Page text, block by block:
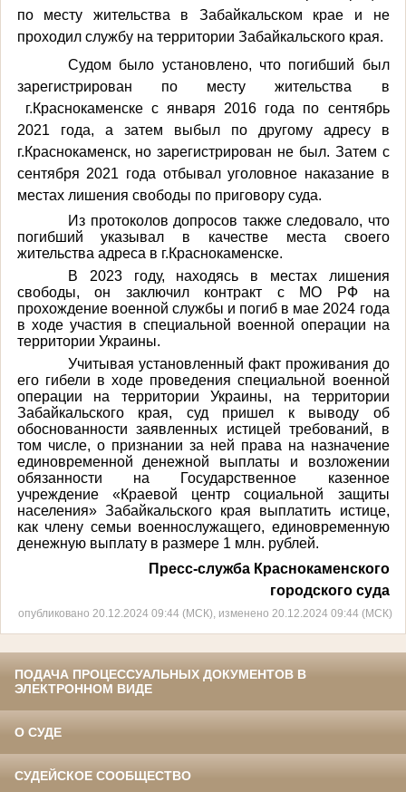
по месту жительства в Забайкальском крае и не
проходил службу на территории Забайкальского края.
Судом было установлено, что погибший был
зарегистрирован по месту жительства в
г.Краснокаменске с января 2016 года по сентябрь
2021 года, а затем выбыл по другому адресу в
г.Краснокаменск, но зарегистрирован не был. Затем с
сентября 2021 года отбывал уголовное наказание в
местах лишения свободы по приговору суда.
Из протоколов допросов также следовало, что
погибший указывал в качестве места своего
жительства адреса в г.Краснокаменске.
В 2023 году, находясь в местах лишения
свободы, он заключил контракт с МО РФ на
прохождение военной службы и погиб в мае 2024 года
в ходе участия в специальной военной операции на
территории Украины.
Учитывая установленный факт проживания до
его гибели в ходе проведения специальной военной
операции на территории Украины, на территории
Забайкальского края, суд пришел к выводу об
обоснованности заявленных истицей требований, в
том числе, о признании за ней права на назначение
единовременной денежной выплаты и возложении
обязанности на Государственное казенное
учреждение «Краевой центр социальной защиты
населения» Забайкальского края выплатить истице,
как члену семьи военнослужащего, единовременную
денежную выплату в размере 1 млн. рублей.
Пресс-служба Краснокаменского
городского суда
опубликовано 20.12.2024 09:44 (МСК), изменено 20.12.2024 09:44 (МСК)
ПОДАЧА ПРОЦЕССУАЛЬНЫХ ДОКУМЕНТОВ В
ЭЛЕКТРОННОМ ВИДЕ
О СУДЕ
СУДЕЙСКОЕ СООБЩЕСТВО